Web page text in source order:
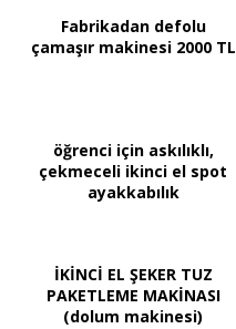
Fabrikadan defolu
çamaşır makinesi 2000 TL
öğrenci için askılıklı,
çekmeceli ikinci el spot
ayakkabılık
İKİNCİ EL ŞEKER TUZ
PAKETLEME MAKİNASI
(dolum makinesi)